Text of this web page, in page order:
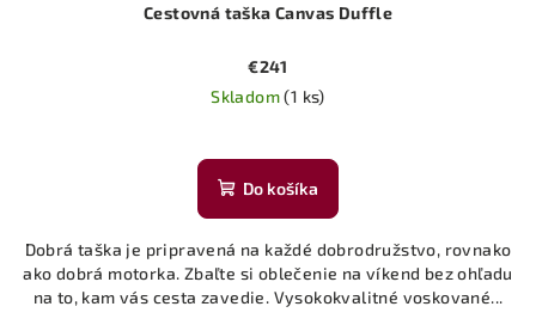
Cestovná taška Canvas Duffle
€241
Skladom(1 ks)
Do košíka
Dobrá taška je pripravená na každé dobrodružstvo, rovnako
ako dobrá motorka. Zbaľte si oblečenie na víkend bez ohľadu
na to, kam vás cesta zavedie. Vysokokvalitné voskované...